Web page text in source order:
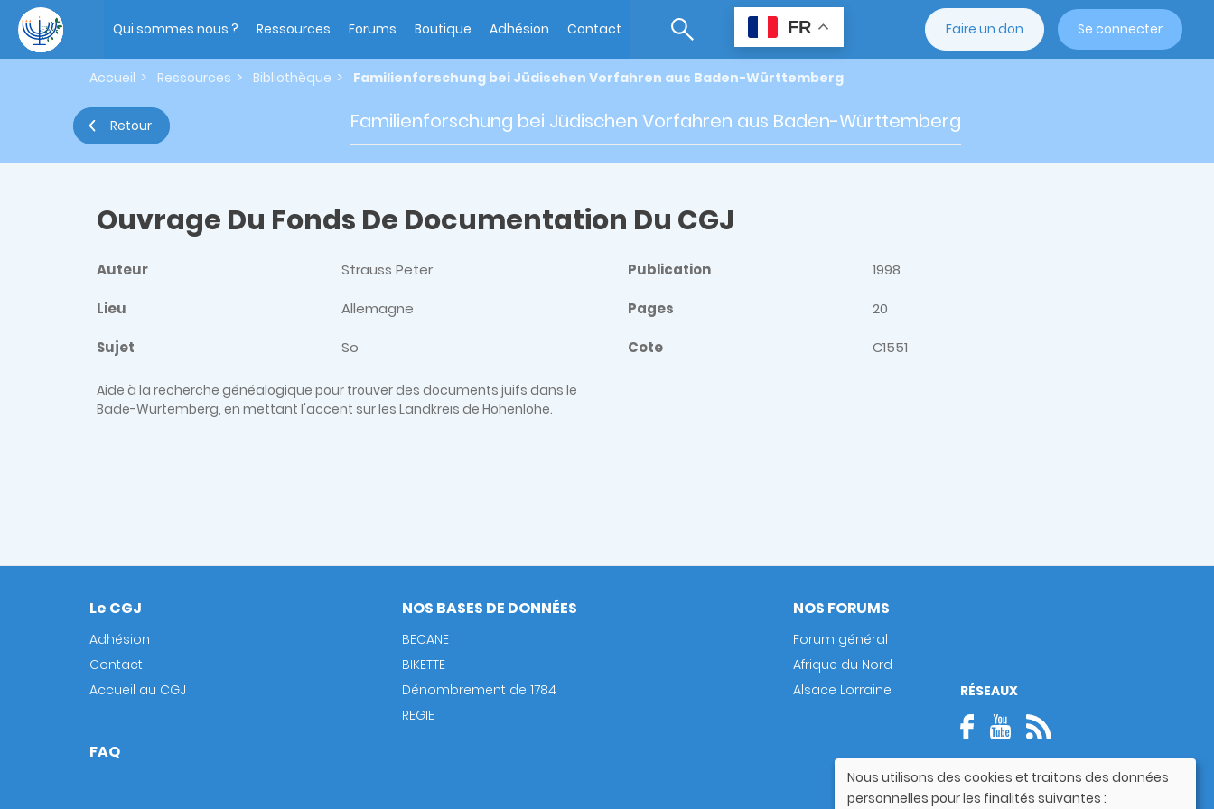
contenu
principal
navigation
Qui sommes nous ? Ressources Forums Boutique Adhésion Contact FR Faire un don Se connecter
Accueil Ressources Bibliothèque Familienforschung bei Jüdischen Vorfahren aus Baden-Württemberg
Retour Familienforschung bei Jüdischen Vorfahren aus Baden-Württemberg
Ouvrage Du Fonds De Documentation Du CGJ
Auteur Strauss Peter Publication 1998
Lieu Allemagne Pages 20
Sujet So Cote C1551
Aide à la recherche généalogique pour trouver des documents juifs dans le
Bade-Wurtemberg, en mettant l'accent sur les Landkreis de Hohenlohe.
Footer
Le CGJ
Adhésion
Contact
Accueil au CGJ
NOS BASES DE DONNÉES
BECANE
BIKETTE
Dénombrement de 1784
REGIE
NOS FORUMS
Forum général
Afrique du Nord
Alsace Lorraine
FAQ
RÉSEAUX
Utilisation
Nous utilisons des cookies et traitons des données
personnelles pour les finalités suivantes :